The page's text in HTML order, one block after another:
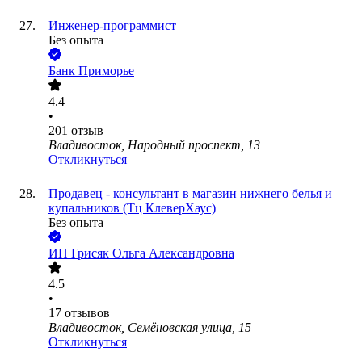
Инженер-программист
Без опыта
Банк Приморье
4.4
•
201 отзыв
Владивосток, Народный проспект, 13
Откликнуться
Продавец - консультант в магазин нижнего белья и
купальников (Тц КлеверХаус)
Без опыта
ИП Грисяк Ольга Александровна
4.5
•
17 отзывов
Владивосток, Семёновская улица, 15
Откликнуться